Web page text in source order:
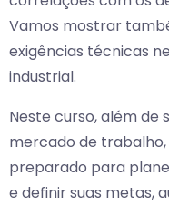
Vamos mostrar
exigências técnicas
industrial.
Neste curso, além de
mercado de
preparado para
e definir suas metas,